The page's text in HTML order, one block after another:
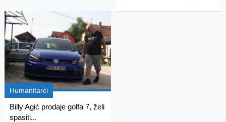
Humanitarci
Billy Agić prodaje golfa 7, želi
spasiti...